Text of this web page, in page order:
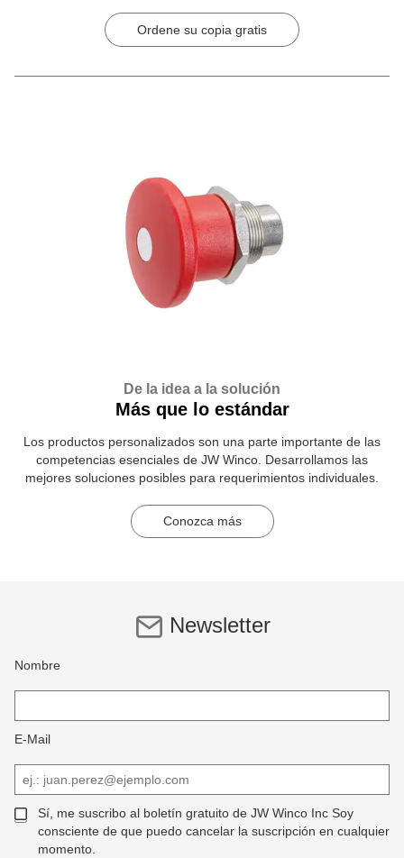
Ordene su copia gratis
De la idea a la solución
Más que lo estándar
Los productos personalizados son una parte importante de las
competencias esenciales de JW Winco. Desarrollamos las
mejores soluciones posibles para requerimientos individuales.
Conozca más
Newsletter
Nombre
E-Mail
Sí, me suscribo al boletín gratuito de JW Winco Inc Soy
consciente de que puedo cancelar la suscripción en cualquier
momento.